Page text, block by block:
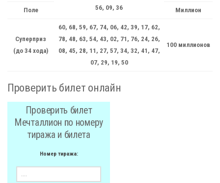
56, 09, 36
Поле Миллион
Суперприз
(до 34 хода)
60, 68, 59, 67, 74, 06, 42, 39, 17, 62,
78, 48, 63, 54, 43, 02, 71, 76, 24, 26,
08, 45, 28, 11, 27, 57, 34, 32, 41, 47,
07, 29, 19, 50
100 миллионов
Проверить билет онлайн
Проверить билет
Мечталлион по номеру
тиража и билета
Номер тиража: